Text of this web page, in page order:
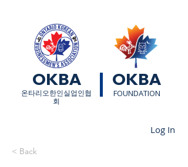
OKBA OKBA
​온타리오한인실업인협
회
FOUNDATION
Log In
< Back